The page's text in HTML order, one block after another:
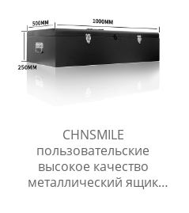
CHNSMILE
пользовательские
высокое качество
металлический ящик